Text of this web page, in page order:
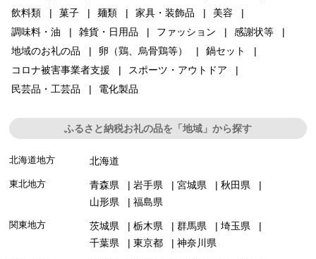
飲料類
菓子 麺類 家具・装飾品
美容
調味料・油
雑貨・日用品 ファッション
感謝状等
地域のお礼の品
卵（鶏、烏骨鶏等）
鍋セット
コロナ被害事業者支援
スポーツ・アウトドア
民芸品・工芸品
電化製品
ふるさと納税お礼の品を「地域」から探す
北海道地方 北海道
東北地方 青森県 岩手県 宮城県
秋田県
山形県
福島県
関東地方 茨城県 栃木県 群馬県
埼玉県
千葉県
東京都 神奈川県